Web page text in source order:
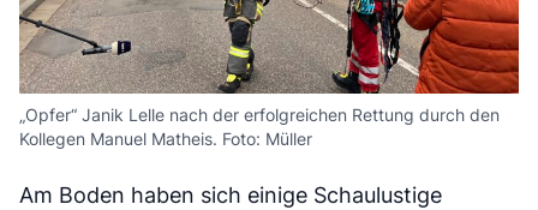
„Opfer“ Janik Lelle nach der erfolgreichen Rettung durch den
Kollegen Manuel Matheis. Foto: Müller
Am Boden haben sich einige Schaulustige